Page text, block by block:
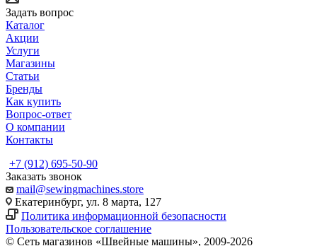
Задать вопрос
Каталог
Акции
Услуги
Магазины
Статьи
Бренды
Как купить
Вопрос-ответ
О компании
Контакты
+7 (912) 695-50-90
Заказать звонок
mail@sewingmachines.store
Екатеринбург, ул. 8 марта, 127
Политика информационной безопасности
Пользовательское соглашение
© Сеть магазинов «Швейные машины», 2009-2026